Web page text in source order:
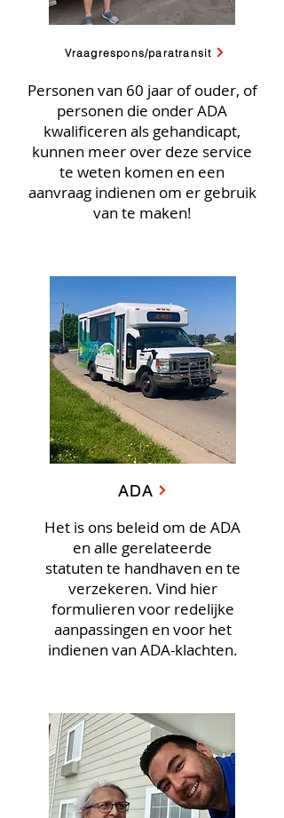
Vraagrespons/paratransit
Personen van 60 jaar of ouder, of
personen die onder ADA
kwalificeren als gehandicapt,
kunnen meer over deze service
te weten komen en een
aanvraag indienen om er gebruik
van te maken!
ADA
Het is ons beleid om de ADA
en alle gerelateerde
statuten te handhaven en te
verzekeren. Vind hier
formulieren voor redelijke
aanpassingen en voor het
indienen van ADA-klachten.